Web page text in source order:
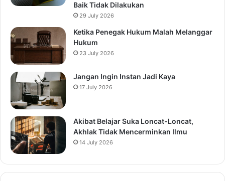
Baik Tidak Dilakukan
29 July 2026
Ketika Penegak Hukum Malah Melanggar
Hukum
23 July 2026
Jangan Ingin Instan Jadi Kaya
17 July 2026
Akibat Belajar Suka Loncat-Loncat,
Akhlak Tidak Mencerminkan Ilmu
14 July 2026